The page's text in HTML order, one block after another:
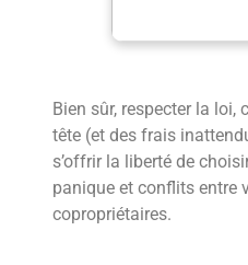
Bien sûr, respecter la loi,
tête (et des frais
s’offrir la liberté de
panique et conflits entre
copropriétaires.